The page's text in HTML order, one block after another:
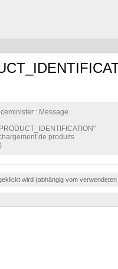
: Message
de produits
wird (abhängig vom